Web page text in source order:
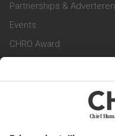
Partnerships & Adverteren
Events
CHRO Award
CHRO Magazine
Service & Contact